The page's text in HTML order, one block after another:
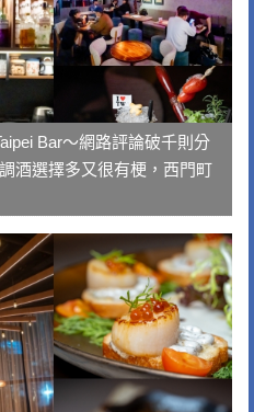
Bar～網路評論破千則分
酒選擇多又很有梗，西門町